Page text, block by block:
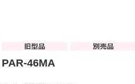
PAR-46MA